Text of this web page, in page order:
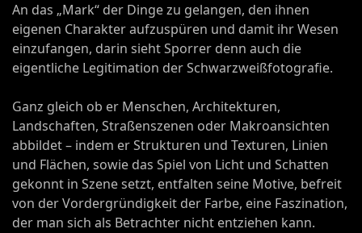
An das „Mark“ der Dinge zu gelangen, den ihnen
eigenen Charakter aufzuspüren und damit ihr Wesen
einzufangen, darin sieht Sporrer denn auch die
eigentliche Legitimation der Schwarzweißfotografie.
Ganz gleich ob er Menschen, Architekturen,
Landschaften, Straßenszenen oder Makroansichten
abbildet – indem er Strukturen und Texturen, Linien
und Flächen, sowie das Spiel von Licht und Schatten
gekonnt in Szene setzt, entfalten seine Motive, befreit
von der Vordergründigkeit der Farbe, eine Faszination,
der man sich als Betrachter nicht entziehen kann.